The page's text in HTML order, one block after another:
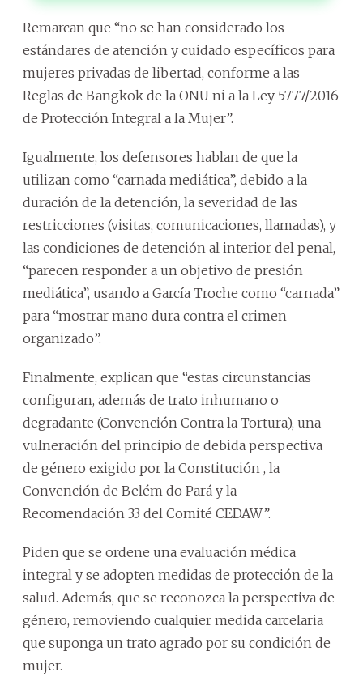
Remarcan que “no se han considerado los
estándares de atención y cuidado específicos para
mujeres privadas de libertad, conforme a las
Reglas de Bangkok de la ONU ni a la Ley 5777/2016
de Protección Integral a la Mujer”.
Igualmente, los defensores hablan de que la
utilizan como “carnada mediática”, debido a la
duración de la detención, la severidad de las
restricciones (visitas, comunicaciones, llamadas), y
las condiciones de detención al interior del penal,
“parecen responder a un objetivo de presión
mediática”, usando a García Troche como “carnada”
para “mostrar mano dura contra el crimen
organizado”.
Finalmente, explican que “estas circunstancias
configuran, además de trato inhumano o
degradante (Convención Contra la Tortura), una
vulneración del principio de debida perspectiva
de género exigido por la Constitución , la
Convención de Belém do Pará y la
Recomendación 33 del Comité CEDAW”.
Piden que se ordene una evaluación médica
integral y se adopten medidas de protección de la
salud. Además, que se reconozca la perspectiva de
género, removiendo cualquier medida carcelaria
que suponga un trato agrado por su condición de
mujer.